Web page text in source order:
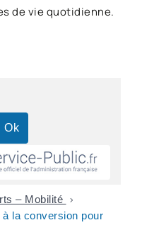
de vie quotidienne.
– Mobilité >
à la conversion pour